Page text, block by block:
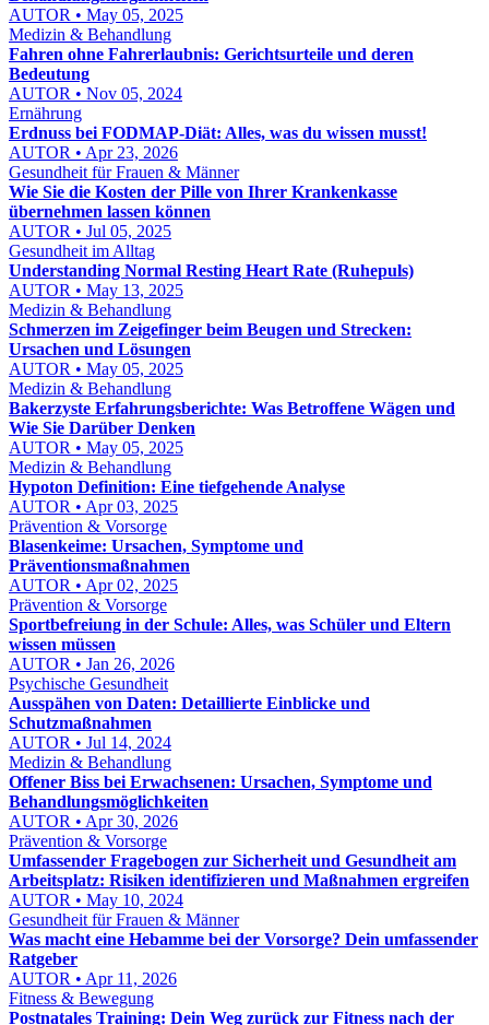
AUTOR • May 05, 2025
Medizin & Behandlung
Fahren ohne Fahrerlaubnis: Gerichtsurteile und deren
Bedeutung
AUTOR • Nov 05, 2024
Ernährung
Erdnuss bei FODMAP-Diät: Alles, was du wissen musst!
AUTOR • Apr 23, 2026
Gesundheit für Frauen & Männer
Wie Sie die Kosten der Pille von Ihrer Krankenkasse
übernehmen lassen können
AUTOR • Jul 05, 2025
Gesundheit im Alltag
Understanding Normal Resting Heart Rate (Ruhepuls)
AUTOR • May 13, 2025
Medizin & Behandlung
Schmerzen im Zeigefinger beim Beugen und Strecken:
Ursachen und Lösungen
AUTOR • May 05, 2025
Medizin & Behandlung
Bakerzyste Erfahrungsberichte: Was Betroffene Wägen und
Wie Sie Darüber Denken
AUTOR • May 05, 2025
Medizin & Behandlung
Hypoton Definition: Eine tiefgehende Analyse
AUTOR • Apr 03, 2025
Prävention & Vorsorge
Blasenkeime: Ursachen, Symptome und
Präventionsmaßnahmen
AUTOR • Apr 02, 2025
Prävention & Vorsorge
Sportbefreiung in der Schule: Alles, was Schüler und Eltern
wissen müssen
AUTOR • Jan 26, 2026
Psychische Gesundheit
Ausspähen von Daten: Detaillierte Einblicke und
Schutzmaßnahmen
AUTOR • Jul 14, 2024
Medizin & Behandlung
Offener Biss bei Erwachsenen: Ursachen, Symptome und
Behandlungsmöglichkeiten
AUTOR • Apr 30, 2026
Prävention & Vorsorge
Umfassender Fragebogen zur Sicherheit und Gesundheit am
Arbeitsplatz: Risiken identifizieren und Maßnahmen ergreifen
AUTOR • May 10, 2024
Gesundheit für Frauen & Männer
Was macht eine Hebamme bei der Vorsorge? Dein umfassender
Ratgeber
AUTOR • Apr 11, 2026
Fitness & Bewegung
Postnatales Training: Dein Weg zurück zur Fitness nach der